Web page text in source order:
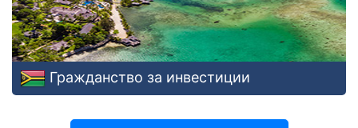
Гражданство за инвестиции